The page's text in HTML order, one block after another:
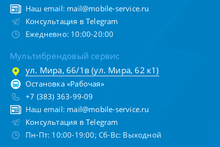
Наш email: mail@mobile-service.ru
Консультация в Telegram
Ежедневно: 10:00-20:00
Мультибрендовый сервис
ул. Мира, 66/1в (ул. Мира, 62 к1)
Остановка «Рабочая»
+7 (383) 363-99-09
Наш email: mail@mobile-service.ru
Консультация в Telegram
Пн-Пт: 10:00-19:00; Сб-Вс: Выходной